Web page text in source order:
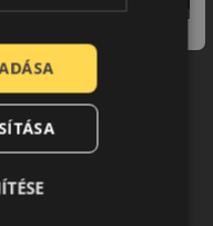
nyári
sportos vezetéshez